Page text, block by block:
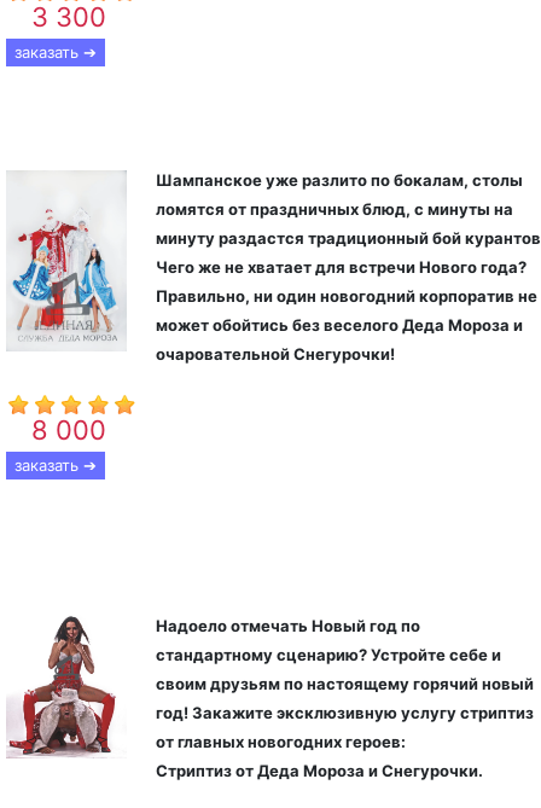
3 300
заказать ➔
Шампанское уже разлито по бокалам, столы
ломятся от праздничных блюд, с минуты на
минуту раздастся традиционный бой
Чего же не хватает для встречи Нового года?
Правильно, ни один новогодний корпоратив не
может обойтись без веселого Деда Мороза и
очаровательной Снегурочки!
8 000
заказать ➔
Надоело отмечать Новый год по
стандартному сценарию? Устройте себе и
своим друзьям по настоящему горячий новый
год! Закажите эксклюзивную услугу стриптиз
от главных новогодних героев:
Стриптиз от Деда Мороза иСнегурочки.